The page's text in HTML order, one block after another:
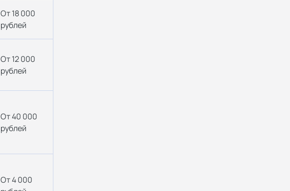
От 18 000
рублей
От 12 000
рублей
От 40 000
рублей
От 4 000